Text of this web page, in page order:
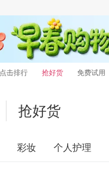
点击排行 抢好货 免费试用
抢好货
彩妆 个人护理